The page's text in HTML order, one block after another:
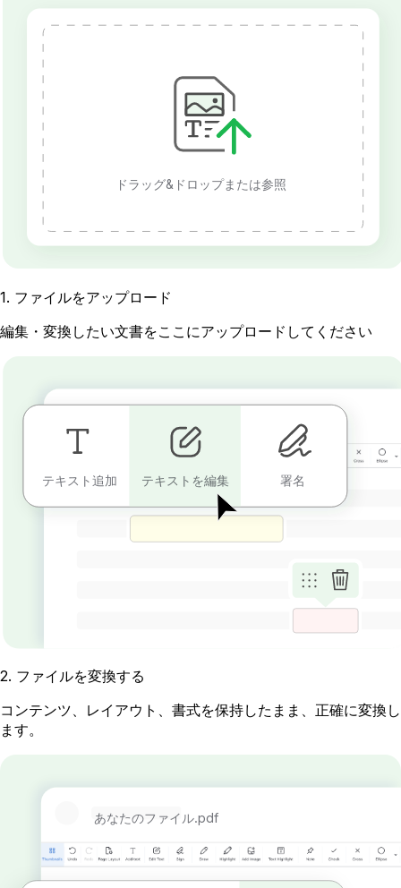
ドラッグ&ドロップまたは参照
1. ファイルをアップロード
編集・変換したい文書をここにアップロードしてください
テキスト追加 テキストを編集 署名
2. ファイルを変換する
コンテンツ、レイアウト、書式を保持したまま、正確に変換し
ます。
あなたのファイル.pdf